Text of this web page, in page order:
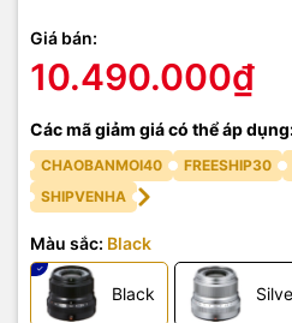
Giá bán:
10.490.000₫
Các mã giảm giá có thể áp
CHAOBANMOI40 FREESHIP30
SHIPVENHA
Màu sắc: Black
Black